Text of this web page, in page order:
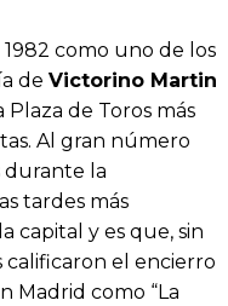
como uno de los
de Victorino Martin
de Toros más
Al gran número
durante la
tardes más
capital y es que, sin
calificaron el encierro
Madrid como “La